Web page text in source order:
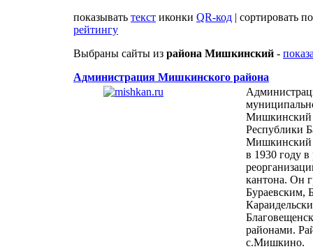
показывать текст иконки QR-код | сортировать
рейтингу
Выбраны сайты из района Мишкинский -
Администрация Мишкинского района
Мишкинский
Республики
Мишкинский
в 1930 году в
кантона. Он
Бураевским,
районами.
с.Мишкино.